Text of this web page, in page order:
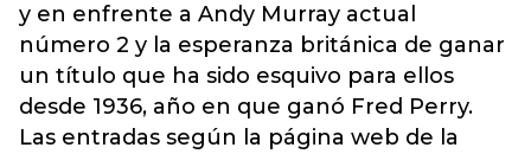
y en enfrente a Andy Murray actual
número 2 y la esperanza británica de ganar
un título que ha sido esquivo para ellos
desde 1936, año en que ganó Fred Perry.
Las entradas según la página web de la